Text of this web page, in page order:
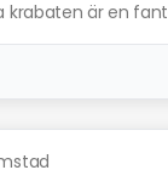
krabaten är en